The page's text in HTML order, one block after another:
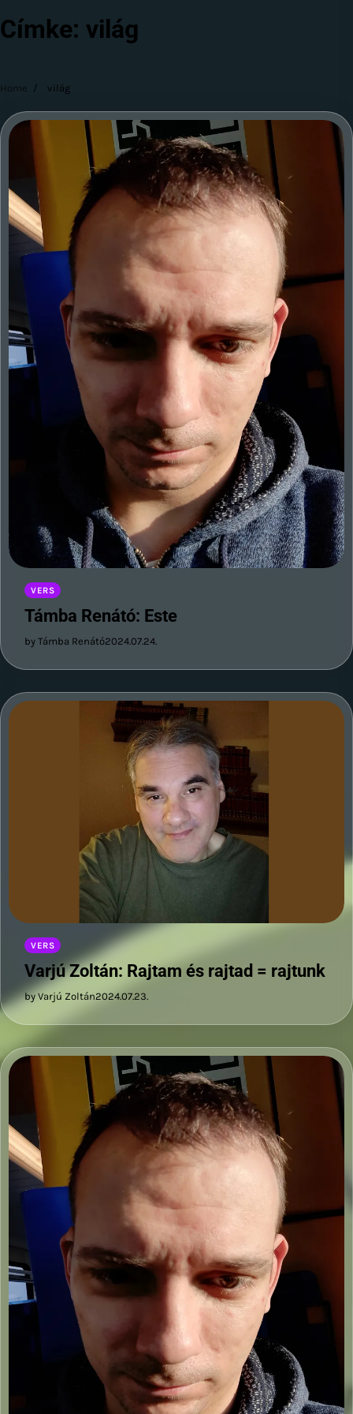
Címke: világ
Home világ
VERS
Támba Renátó: Este
by Támba Renátó2024.07.24.
VERS
Varjú Zoltán: Rajtam és rajtad = rajtunk
by Varjú Zoltán2024.07.23.